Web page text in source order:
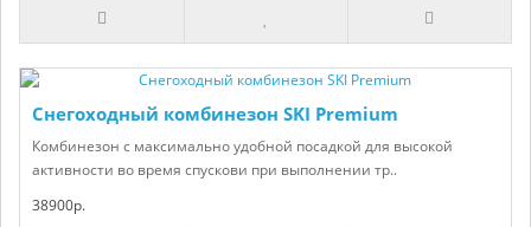
Снегоходный комбинезон SKI Premium
Комбинезон с максимально удобной посадкой для высокой
активности во время спускови при выполнении тр..
38900р.